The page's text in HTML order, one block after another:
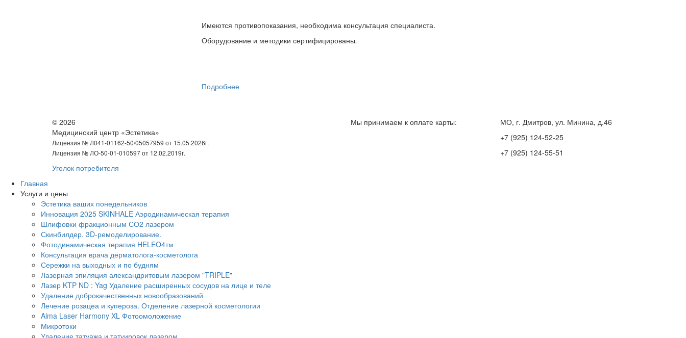
Имеются противопоказания, необходима консультация специалиста.
Оборудование и методики сертифицированы.
Подробнее
© 2026
Медицинский центр «Эстетика»
Лицензия № Л041-01162-50/05057959 от 15.05.2026г.
Лицензия № ЛО-50-01-010597 от 12.02.2019г.
Уголок потребителя
Мы принимаем к оплате карты:
МО, г. Дмитров, ул. Минина, д.46
+7 (925) 124-52-25
+7 (925) 124-55-51
Главная
Услуги и цены
Эстетика ваших понедельников
Инновация 2025 SKINHALE Аэродинамическая терапия
Шлифовки фракционным СО2 лазером
Скинбилдер. 3D-ремоделирование.
Фотодинамическая терапия HELEO4тм
Консультация врача дерматолога-косметолога
Сережки на выходных и по будням
Лазерная эпиляция александритовым лазером "TRIPLE"
Лазер KTP ND : Yag Удаление расширенных сосудов на лице и теле
Удаление доброкачественных новообразований
Лечение розацеа и купероза. Отделение лазерной косметологии
Alma Laser Harmony XL Фотоомоложение
Микротоки
Удаление татуажа и татуировок лазером